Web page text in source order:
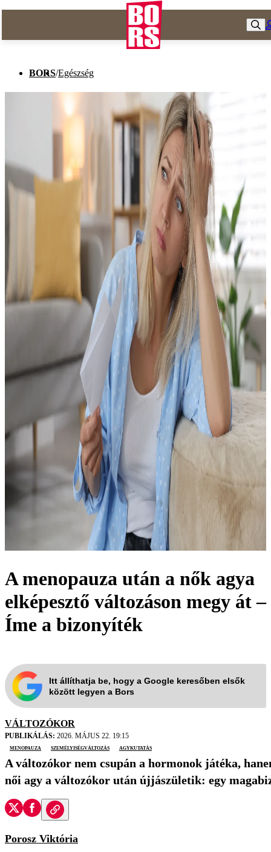
BORS/Egészség
A menopauza után a nők agya
elképesztő változáson megy át –
Íme a bizonyíték
Itt állíthatja be, hogy a Google keresőben elsők
között legyen a Bors
VÁLTOZÓKOR
PUBLIKÁLÁS: 2026. MÁJUS 22. 19:15
menopauza
személyiségváltozás agykutatás
A változókor nem csupán a hormonok játéka,
női agy a változókor után újjászületik: egy
Porosz Viktória